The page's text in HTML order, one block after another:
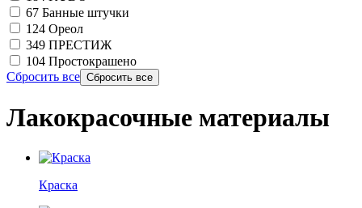
67 Банные штучки
124 Ореол
349 ПРЕСТИЖ
104 Простокрашено
Сбросить все
Лакокрасочные материалы
Краска